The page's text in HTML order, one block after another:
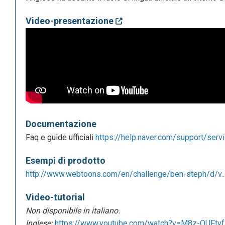
Video-presentazione
Documentazione
Faq e guide ufficiali https://help.naver.com/support/
Esempi di prodotto
http://www.webtoons.com/en/challenge/ben-steph/d/v...
Video-tutorial
Non disponibile in italiano.